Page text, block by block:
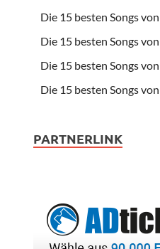
Die 15 besten Songs
Die 15 besten Songs
Die 15 besten Songs
Die 15 besten Songs
PARTNERLINK